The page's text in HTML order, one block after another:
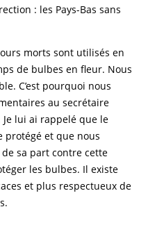
: les Pays-Bas sans
morts sont utilisés en
de bulbes en fleur. Nous
C’est pourquoi nous
au secrétaire
Je lui ai rappelé que le
protégé et que nous
sa part contre cette
les bulbes. Il existe
et plus respectueux de